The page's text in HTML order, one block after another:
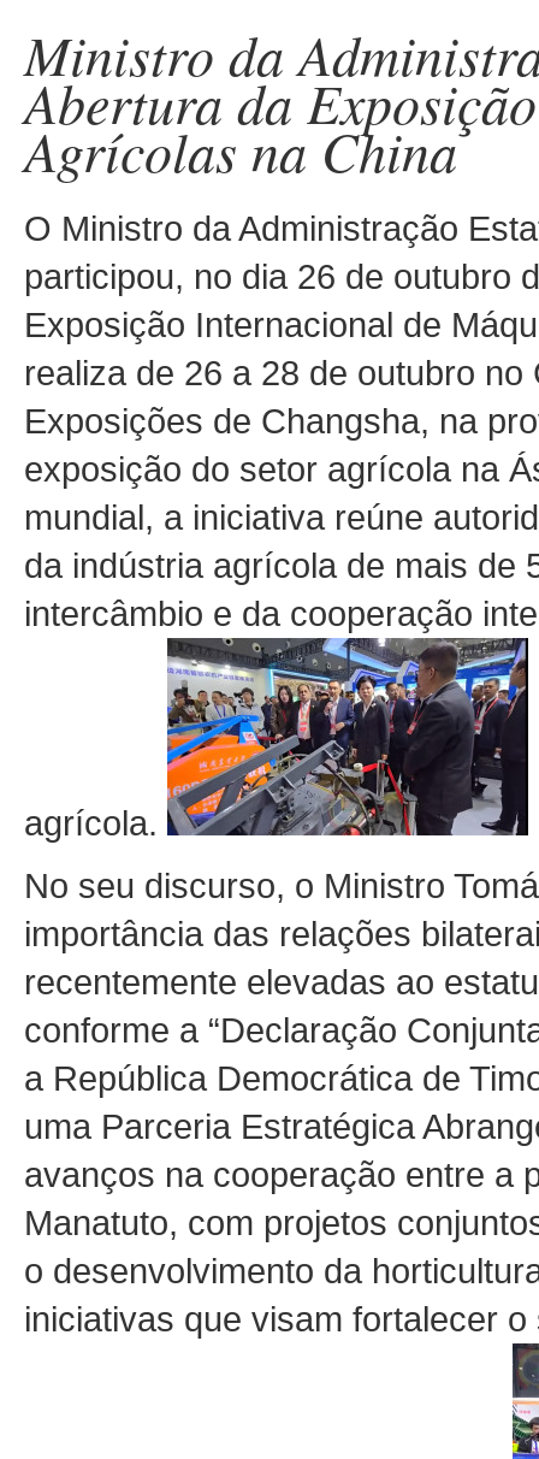
Ministro da
Abertura da
Agrícolas na China
O Ministro da Administração
participou, no dia 26 de outubro
Exposição Internacional de
realiza de 26 a 28 de outubro
Exposições de Changsha, na
exposição do setor agrícola na
mundial, a iniciativa reúne
da indústria agrícola de mais de
intercâmbio e da cooperação
agrícola.
No seu discurso, o Ministro
importância das relações
recentemente elevadas ao
conforme a “Declaração
a República Democrática de
uma Parceria Estratégica
avanços na cooperação entre a
Manatuto, com projetos
o desenvolvimento da
iniciativas que visam fortalecer